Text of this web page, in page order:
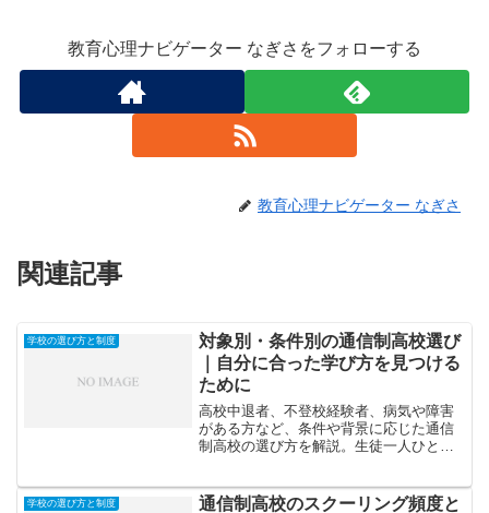
教育心理ナビゲーター なぎさをフォローする
教育心理ナビゲーター なぎさ
関連記事
学校の選び方と制度
対象別・条件別の通信制高校選び
｜自分に合った学び方を見つける
ために
高校中退者、不登校経験者、病気や障害
がある方など、条件や背景に応じた通信
制高校の選び方を解説。生徒一人ひとり
学校の選び方と制度
通信制高校のスクーリング頻度と